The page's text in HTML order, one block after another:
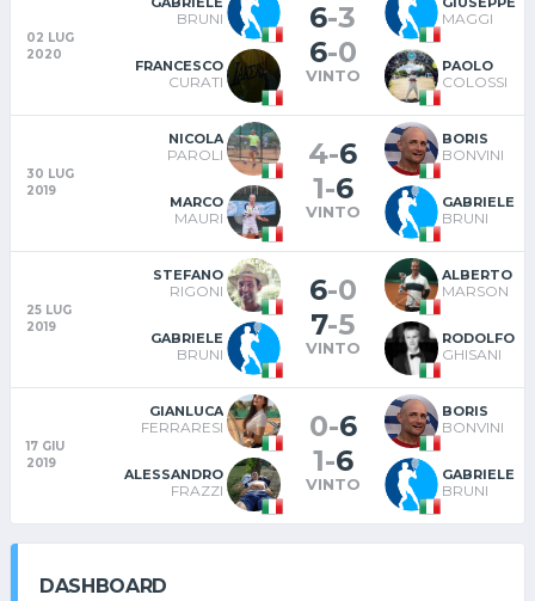
02 LUG
2020
BRUNI
FRANCESCO
CURATI
6-3
6-0
VINTO
MAGGI
PAOLO
COLOSSI
30 LUG
2019
NICOLA
PAROLI
MARCO
MAURI
4-6
1-6
VINTO
BORIS
BONVINI
GABRIELE
BRUNI
25 LUG
2019
STEFANO
RIGONI
GABRIELE
BRUNI
6-0
7-5
VINTO
ALBERTO
MARSON
RODOLFO
GHISANI
17 GIU
2019
GIANLUCA
FERRARESI
ALESSANDRO
FRAZZI
0-6
1-6
VINTO
BORIS
BONVINI
GABRIELE
BRUNI
DASHBOARD